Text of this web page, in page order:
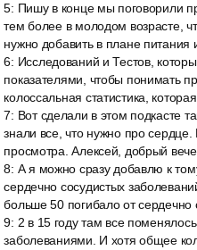
5: Пишу в конце мы поговорили
тем более в молодом возрасте,
нужно добавить в плане питания
6: Исследований и Тестов,
показателями, чтобы понимать
колоссальная статистика,
7: Вот сделали в этом подкасте
знали все, что нужно про
просмотра. Алексей, добрый
8: А я можно сразу добавлю к
сердечно сосудистых
больше 50 погибало от сердечно
9: 2 в 15 году там все
заболеваниями. И хотя общее